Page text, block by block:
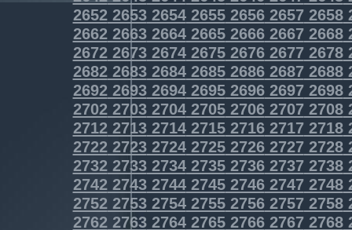
2652265326542655265626572658
2662266326642665266626672668
2672267326742675267626772678
2682268326842685268626872688
2692269326942695269626972698
2702270327042705270627072708
2712271327142715271627172718
2722272327242725272627272728
2732273327342735273627372738
2742274327442745274627472748
2752275327542755275627572758
2762276327642765276627672768